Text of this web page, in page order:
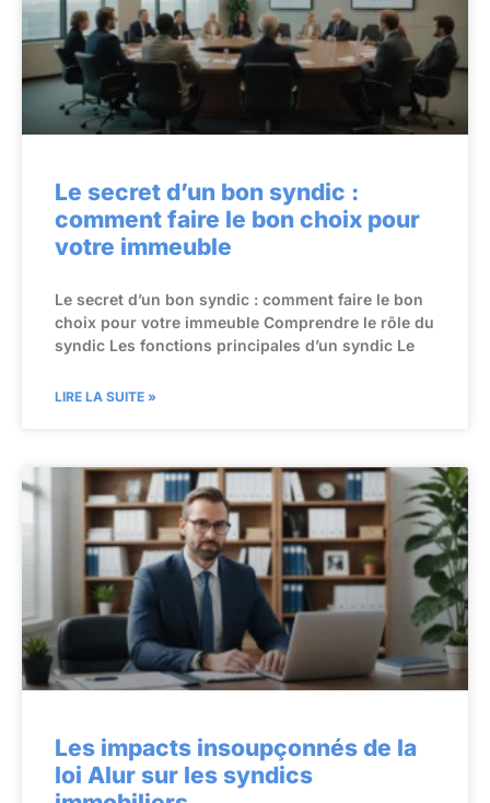
Le secret d’un bon syndic :
comment faire le bon choix pour
votre immeuble
Le secret d’un bon syndic : comment faire le bon
choix pour votre immeuble Comprendre le rôle du
syndic Les fonctions principales d’un syndic Le
LIRE LA SUITE »
Les impacts insoupçonnés de la
loi Alur sur les syndics